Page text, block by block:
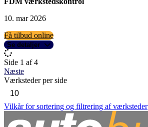
10. mar 2026
Få tilbud online
Se detaljer
Side 1 af 4
Næste
Værksteder per side
Vilkår for sortering og filtrering af værksteder